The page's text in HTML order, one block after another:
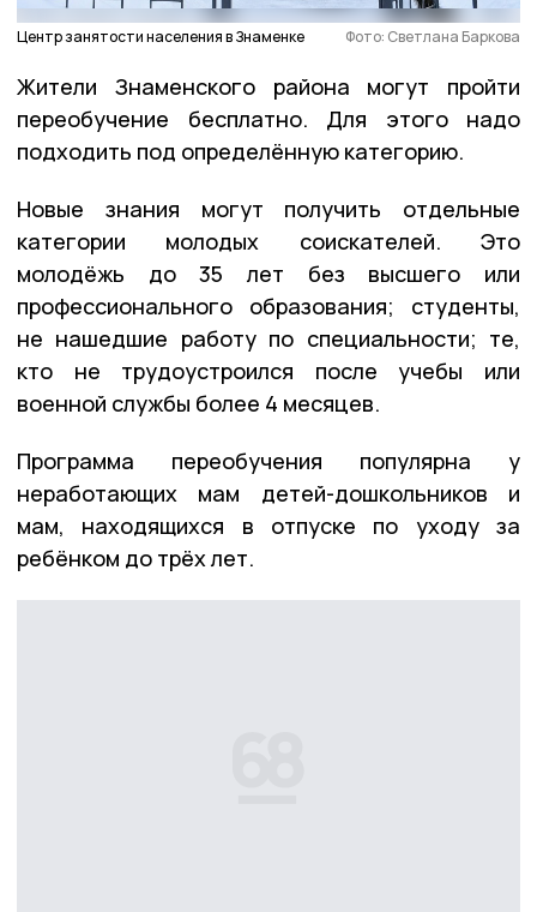
Центр занятости населения в Знаменке Фото: Светлана Баркова
Жители Знаменского района могут пройти
переобучение бесплатно. Для этого надо
подходить под определённую категорию.
Новые знания могут получить отдельные
категории молодых соискателей. Это
молодёжь до 35 лет без высшего или
профессионального образования; студенты,
не нашедшие работу по специальности; те,
кто не трудоустроился после учебы или
военной службы более 4 месяцев.
Программа переобучения популярна у
неработающих мам детей-дошкольников и
мам, находящихся в отпуске по уходу за
ребёнком до трёх лет.